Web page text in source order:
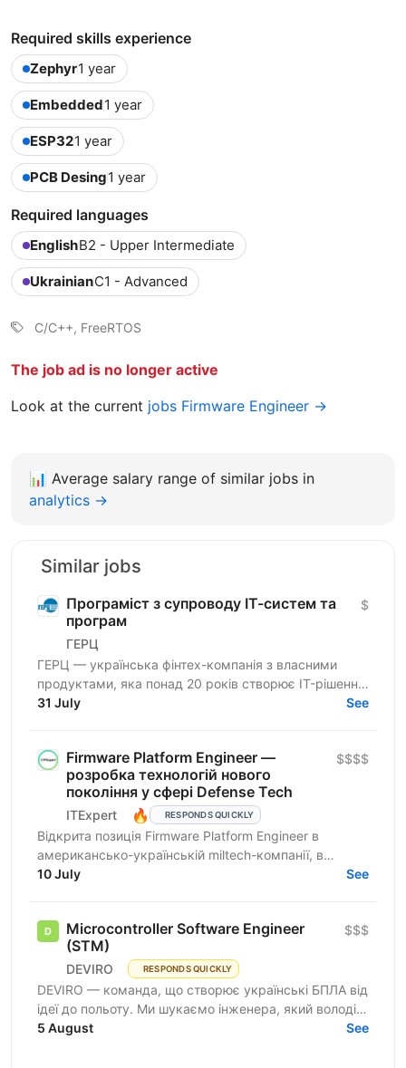
Required skills experience
Zephyr1 year
Embedded1 year
ESP321 year
PCB Desing1 year
Required languages
EnglishB2 - Upper Intermediate
UkrainianC1 - Advanced
C/C++, FreeRTOS
The job ad is no longer active
Look at the current jobs Firmware Engineer →
📊 Average salary range of similar jobs in
analytics →
Similar jobs
Програміст з супроводу ІТ-систем та
програм
ГЕРЦ
$
ГЕРЦ — українська фінтех-компанія з власними
продуктами, яка понад 20 років створює IT-рішення
для автоматизації платежів, нарахувань і цифрових
31 July See
Firmware Platform Engineer —
розробка технологій нового
покоління у сфері Defense Tech
ITExpert 🔥 RESPONDS QUICKLY
$$$$
Відкрита позиція Firmware Platform Engineer в
американсько-українській miltech-компанії, в
команду якої входять досвідчені лідери зі стартапів
10 July See
Microcontroller Software Engineer
(STM)
DEVIRO RESPONDS QUICKLY
$$$
DEVIRO — команда, що створює українські БПЛА від
ідеї до польоту. Ми шукаємо інженера, який володіє
програмуванням STM32 і досвідом розробки
5 August See